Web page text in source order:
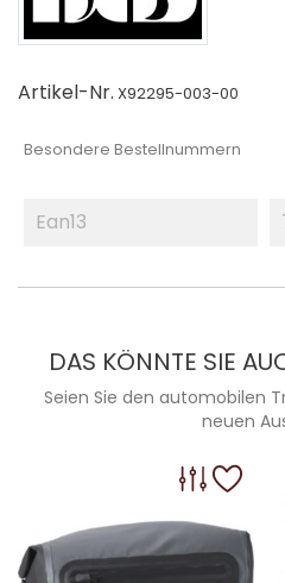
Artikel-Nr. X92295-003-00
Besondere Bestellnummern
Ean13
DAS KÖNNTE SIE
Seien Sie den automobilen
neuen